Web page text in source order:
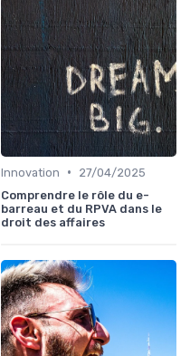
Innovation •
27/04/2025
Comprendre le rôle du e-
barreau et du RPVA dans le
droit des affaires